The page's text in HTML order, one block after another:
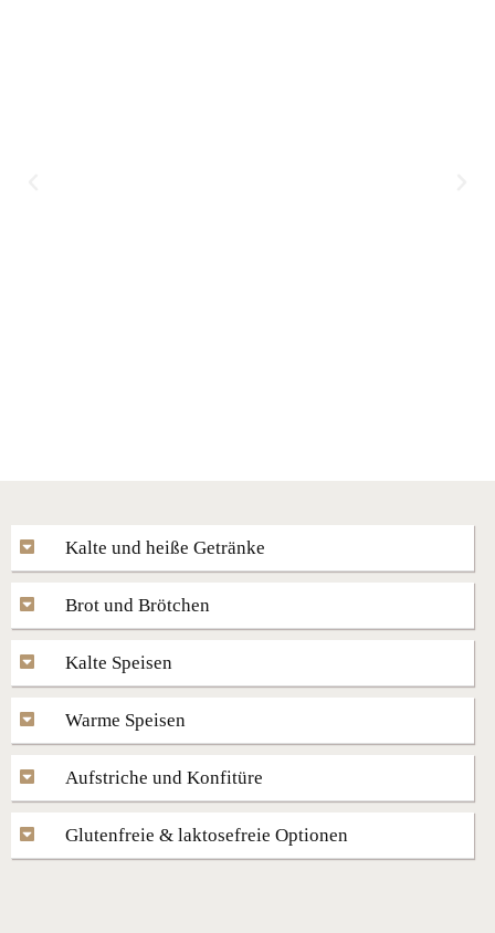
Kalte und heiße Getränke
Brot und Brötchen
Kalte Speisen
Warme Speisen
Aufstriche und Konfitüre
Glutenfreie & laktosefreie Optionen